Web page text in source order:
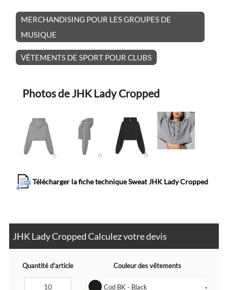
MERCHANDISING POUR LES GROUPES DE
MUSIQUE
VÊTEMENTS DE SPORT POUR CLUBS
Photos de JHK Lady Cropped
Télécharger la fiche technique Sweat JHK Lady Cropped
JHK Lady Cropped Calculez votre devis
Quantité d'article Couleur des vêtements
Cod BK - Black ▼